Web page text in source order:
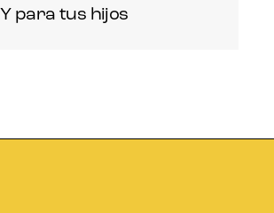
Y para tus hijos